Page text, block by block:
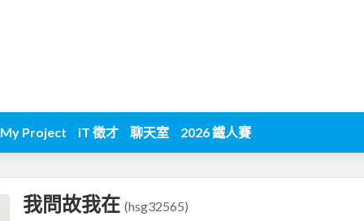
My Project iT 徵才 聊天室 2026 鐵人賽
我問故我在 (hsg32565)